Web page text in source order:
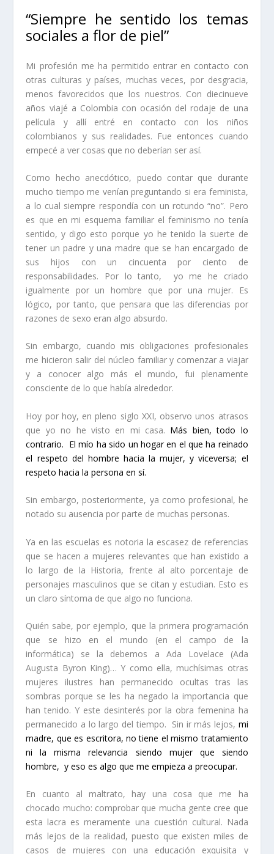
“Siempre he sentido los temas
sociales a flor de piel”
Mi profesión me ha permitido entrar en contacto con
otras culturas y países, muchas veces, por desgracia,
menos favorecidos que los nuestros. Con diecinueve
años viajé a Colombia con ocasión del rodaje de una
película y allí entré en contacto con los niños
colombianos y sus realidades. Fue entonces cuando
empecé a ver cosas que no deberían ser así.
Como hecho anecdótico, puedo contar que durante
mucho tiempo me venían preguntando si era feminista,
a lo cual siempre respondía con un rotundo “no”. Pero
es que en mi esquema familiar el feminismo no tenía
sentido, y digo esto porque yo he tenido la suerte de
tener un padre y una madre que se han encargado de
sus hijos con un cincuenta por ciento de
responsabilidades. Por lo tanto,
yo me he criado
igualmente por un hombre que por una mujer. Es
lógico, por tanto, que pensara que las diferencias por
razones de sexo eran algo absurdo.
Sin embargo, cuando mis obligaciones profesionales
me hicieron salir del núcleo familiar y comenzar a viajar
y a conocer algo más el mundo, fui plenamente
consciente de lo que había alrededor.
Hoy por hoy, en pleno siglo XXI, observo unos atrasos
que yo no he visto en mi casa. Más bien, todo lo
contrario. El mío ha sido un hogar en el que ha reinado
el respeto del hombre hacia la mujer, y viceversa; el
respeto hacia la persona en sí.
Sin embargo, posteriormente, ya como profesional, he
notado su ausencia por parte de muchas personas.
Ya en las escuelas es notoria la escasez de referencias
que se hacen a mujeres relevantes que han existido a
lo largo de la Historia, frente al alto porcentaje de
personajes masculinos que se citan y estudian. Esto es
un claro síntoma de que algo no funciona.
Quién sabe, por ejemplo, que la primera programación
que se hizo en el mundo (en el campo de la
informática) se la debemos a Ada Lovelace (Ada
Augusta Byron King)… Y como ella, muchísimas otras
mujeres ilustres han permanecido ocultas tras las
sombras porque se les ha negado la importancia que
han tenido. Y este desinterés por la obra femenina ha
permanecido a lo largo del tiempo. Sin ir más lejos, mi
madre, que es escritora, no tiene el mismo tratamiento
ni la misma relevancia siendo mujer que siendo
hombre, y eso es algo que me empieza a preocupar.
En cuanto al maltrato, hay una cosa que me ha
chocado mucho: comprobar que mucha gente cree que
esta lacra es meramente una cuestión cultural. Nada
más lejos de la realidad, puesto que existen miles de
casos de mujeres con una educación exquisita y